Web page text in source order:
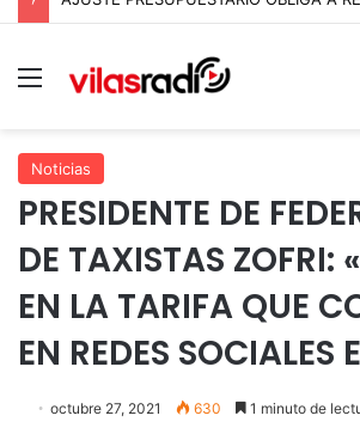
Menú
Noticias
PRESIDENTE DE
DE TAXISTAS ZOFRI:
EN LA TARIFA QUE
EN REDES SOCIALES
octubre 27, 2021 630 1 minuto de